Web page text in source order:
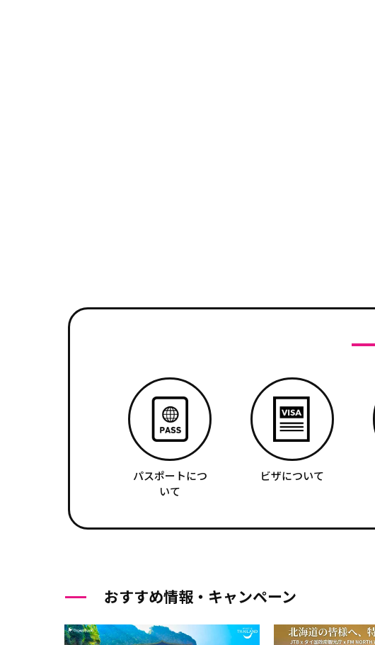
パスポートにつ
いて
ビザについて
おすすめ情報・キャンペーン